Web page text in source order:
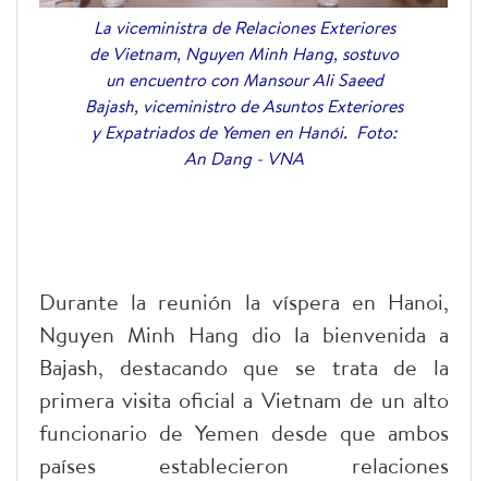
La viceministra de Relaciones Exteriores
de Vietnam, Nguyen Minh Hang, sostuvo
un encuentro con Mansour Ali Saeed
Bajash, viceministro de Asuntos Exteriores
y Expatriados de Yemen en Hanói. Foto:
An Dang - VNA
Durante la reunión la víspera en Hanoi,
Nguyen Minh Hang dio la bienvenida a
Bajash, destacando que se trata de la
primera visita oficial a Vietnam de un alto
funcionario de Yemen desde que ambos
países establecieron relaciones